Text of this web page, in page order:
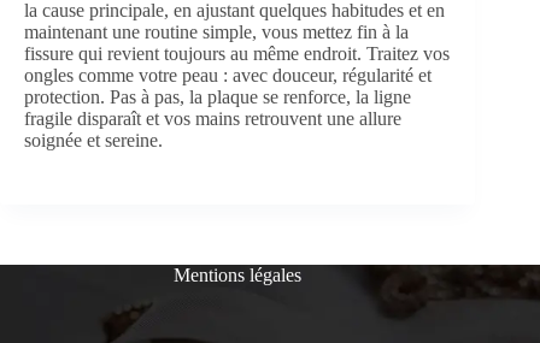
la cause principale, en ajustant quelques habitudes et en
maintenant une routine simple, vous mettez fin à la
fissure qui revient toujours au même endroit. Traitez vos
ongles comme votre peau : avec douceur, régularité et
protection. Pas à pas, la plaque se renforce, la ligne
fragile disparaît et vos mains retrouvent une allure
soignée et sereine.
Mentions légales